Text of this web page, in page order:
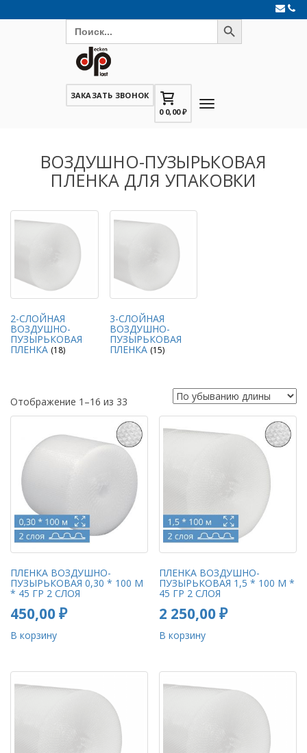
Search
for:
Search Button
ЗАКАЗАТЬ ЗВОНОК
0 0,00₽
ВОЗДУШНО-ПУЗЫРЬКОВАЯ
ПЛЕНКА ДЛЯ УПАКОВКИ
2-СЛОЙНАЯ
ВОЗДУШНО-
ПУЗЫРЬКОВАЯ
ПЛЕНКА (18)
3-СЛОЙНАЯ
ВОЗДУШНО-
ПУЗЫРЬКОВАЯ
ПЛЕНКА (15)
Отображение 1–16 из 33
ПЛЕНКА ВОЗДУШНО-
ПУЗЫРЬКОВАЯ 0,30 * 100 М
* 45 ГР 2 СЛОЯ
450,00₽
В корзину
ПЛЕНКА ВОЗДУШНО-
ПУЗЫРЬКОВАЯ 1,5 * 100 М *
45 ГР 2 СЛОЯ
2 250,00₽
В корзину